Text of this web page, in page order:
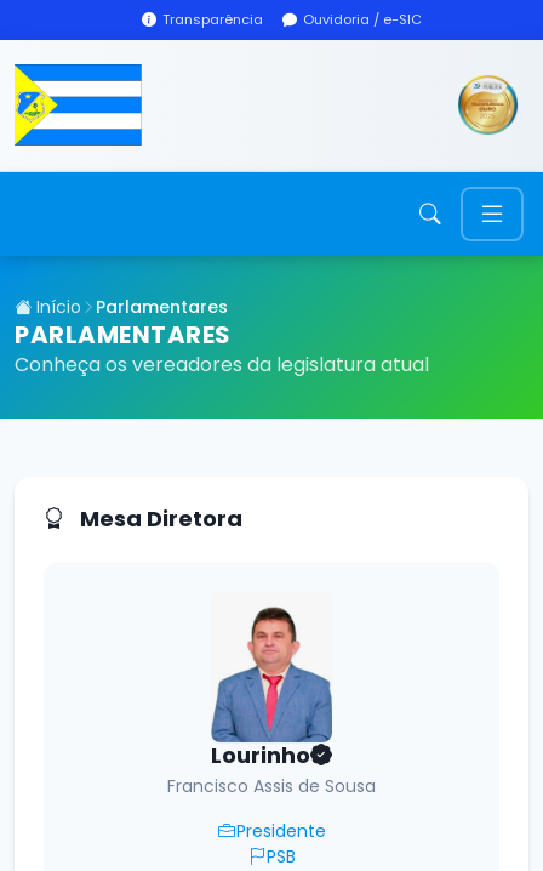
Transparência Ouvidoria / e-SIC
Início Parlamentares
PARLAMENTARES
Conheça os vereadores da legislatura atual
Mesa Diretora
Lourinho
Francisco Assis de Sousa
Presidente
PSB